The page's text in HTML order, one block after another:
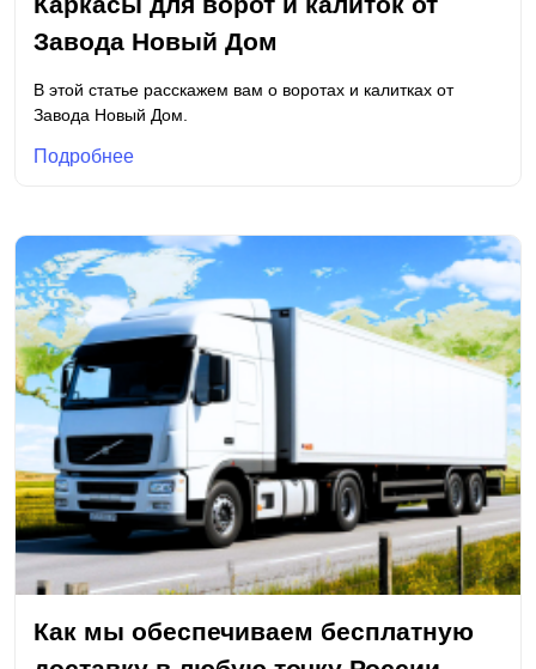
Завода Новый Дом
В этой статье расскажем вам о воротах и калитках от
Завода Новый Дом.
Подробнее
Как мы обеспечиваем бесплатную